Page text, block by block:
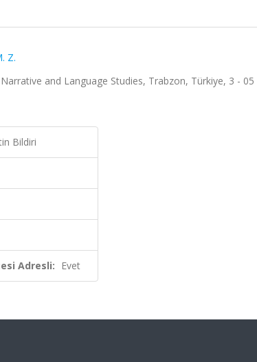
Z.
and Language Studies, Trabzon, Türkiye, 3 -
Bildiri
Adresli: Evet